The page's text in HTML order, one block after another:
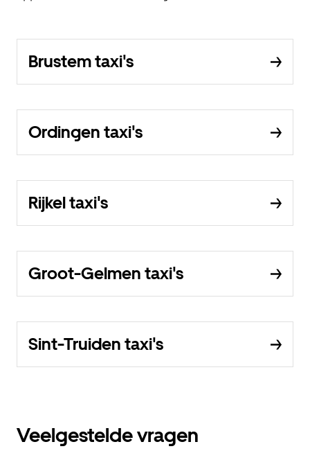
Brustem taxi's
Ordingen taxi's
Rijkel taxi's
Groot-Gelmen taxi's
Sint-Truiden taxi's
Veelgestelde vragen